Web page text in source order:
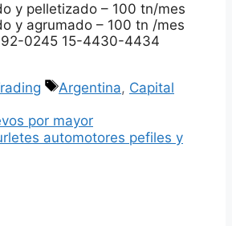
y pelletizado – 100 tn/mes
y agrumado – 100 tn /mes
0245 15-4430-4434
Etiquetas
Argentina, Capital
por mayor
automotores pefiles y